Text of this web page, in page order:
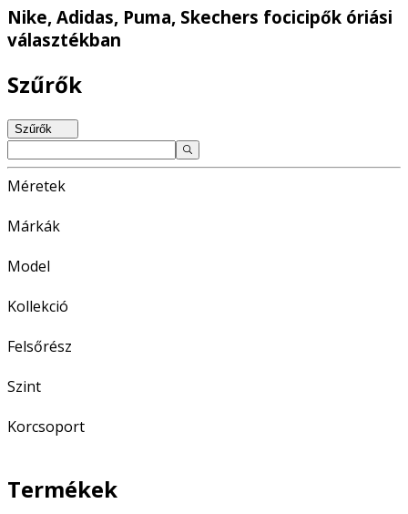
Nike, Adidas, Puma, Skechers focicipők óriási
választékban
Szűrők
Szűrők
Méretek
Márkák
Model
Kollekció
Felsőrész
Szint
Korcsoport
Termékek